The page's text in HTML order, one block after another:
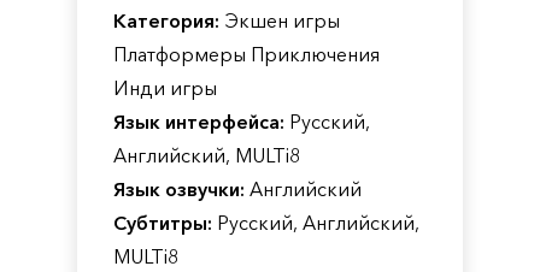
Категория: Экшен игры
Платформеры Приключения
Инди игры
Язык интерфейса: Русский,
Английский, MULTi8
Язык озвучки: Английский
Субтитры: Русский, Английский,
MULTi8